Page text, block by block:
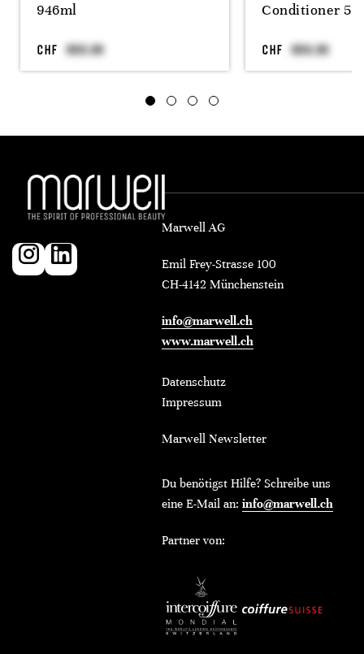
946ml
CHF
Conditioner 5L
CHF
Marwell AG
Emil Frey-Strasse 100
CH-4142 Münchenstein
info@marwell.ch
www.marwell.ch
Datenschutz
Impressum
Marwell Newsletter
Du benötigst Hilfe? Schreibe uns
eine E-Mail an: info@marwell.ch
Partner von: